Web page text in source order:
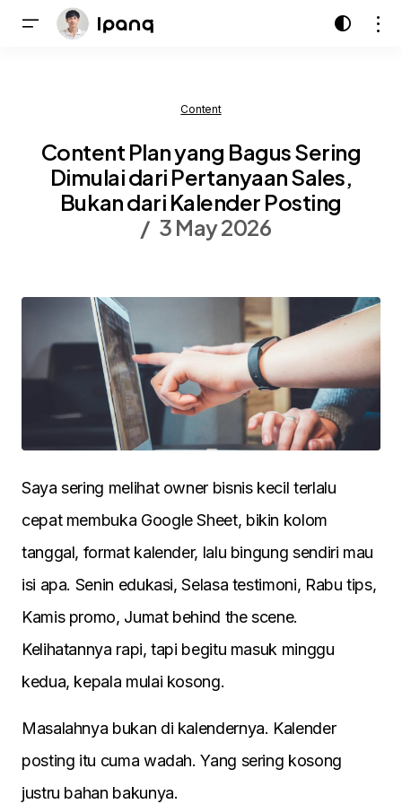
Content
Content Plan yang Bagus Sering
Dimulai dari Pertanyaan Sales,
Bukan dari Kalender Posting
3 May 2026
Saya sering melihat owner bisnis kecil terlalu
cepat membuka Google Sheet, bikin kolom
tanggal, format kalender, lalu bingung sendiri mau
isi apa. Senin edukasi, Selasa testimoni, Rabu tips,
Kamis promo, Jumat behind the scene.
Kelihatannya rapi, tapi begitu masuk minggu
kedua, kepala mulai kosong.
Masalahnya bukan di kalendernya. Kalender
posting itu cuma wadah. Yang sering kosong
justru bahan bakunya.